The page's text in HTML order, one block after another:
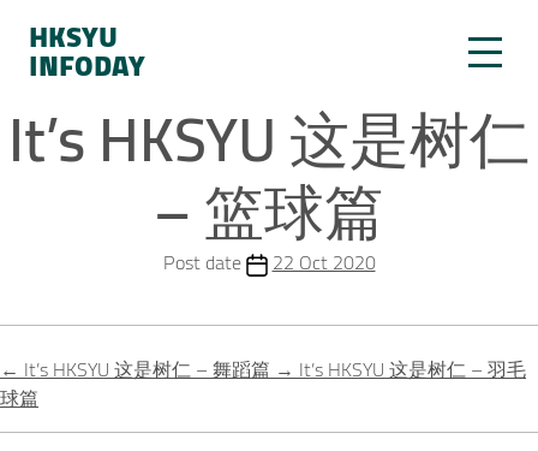
HKSYU
INFODAY
It’s HKSYU 这是树仁
– 篮球篇
Post date 22 Oct 2020
←It’s HKSYU 这是树仁 – 舞蹈篇→It’s HKSYU 这是树仁 – 羽毛
球篇